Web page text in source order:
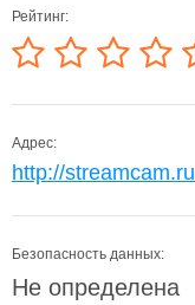
Рейтинг:
Адрес:
http://streamcam.ru
Безопасность данных:
Не определена